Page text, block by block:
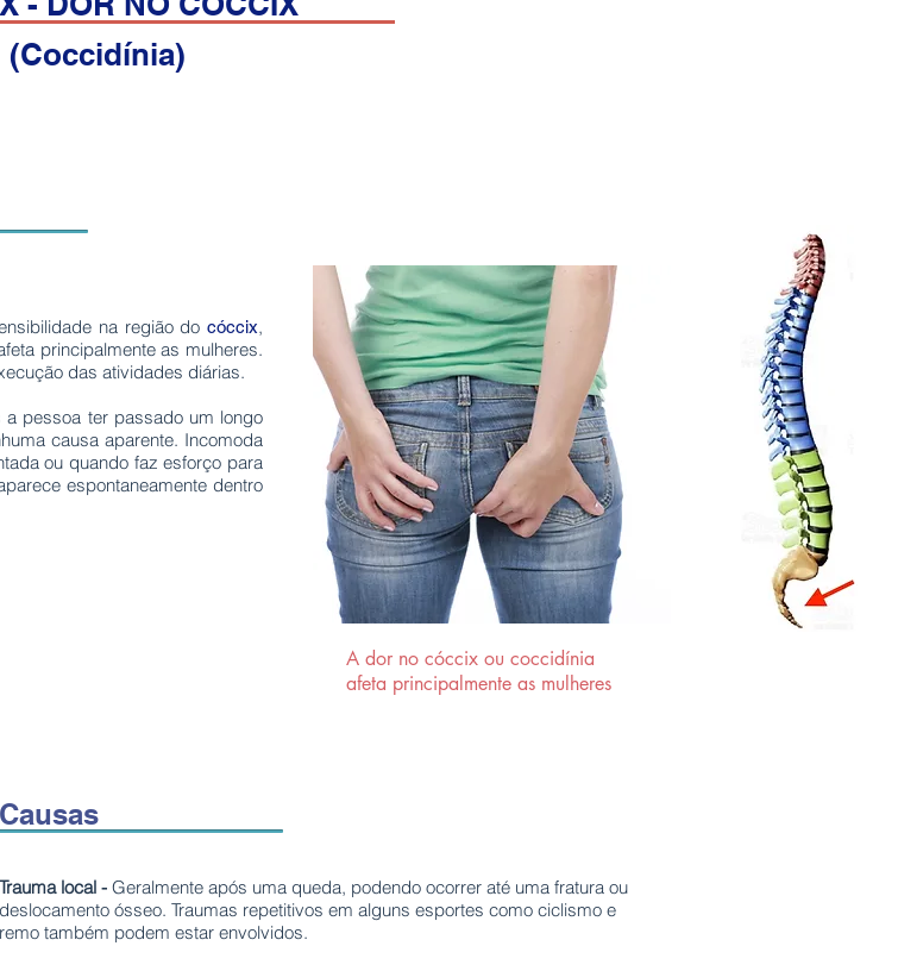
(Coccidínia)
na região do cóccix,
principalmente as mulheres.
das atividades diárias.
pessoa ter passado um longo
causa aparente. Incomoda
ou quando faz esforço para
espontaneamente dentro
A dor no cóccix ou coccidínia
afeta principalmente as mulheres
Causas
Trauma local - Geralmente após uma queda, podendo ocorrer até uma fratura ou
deslocamento ósseo. Traumas repetitivos em alguns esportes como ciclismo e
remo também podem estar envolvidos.